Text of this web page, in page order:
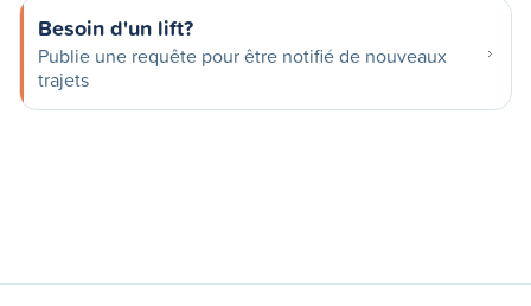
Besoin d'un lift?
Publie une requête pour être notifié de nouveaux
trajets